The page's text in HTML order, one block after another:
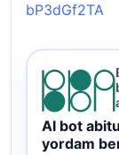
bP3dGf2TA
AI bot
yordam